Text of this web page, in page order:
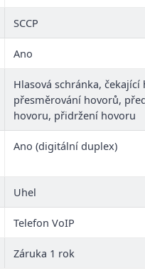
SCCP
Ano
Hlasová schránka, čekající
přesměrování hovorů,
hovoru, přidržení hovoru
Ano (digitální duplex)
Uhel
Telefon VoIP
Záruka 1 rok